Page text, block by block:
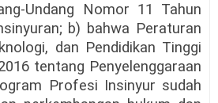
Undang Nomor 11 Tahun
b) bahwa Peraturan
dan Pendidikan Tinggi
tentang Penyelenggaraan
Profesi Insinyur sudah